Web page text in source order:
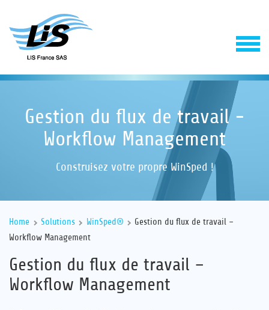
Solutions
Entreprise
Gestion du flux de travail -
Workflow Management
Construisez votre propre WinSped !
Home Solutions WinSped®
Gestion du flux de travail –
Workflow Management
Gestion du flux de travail –
Workflow Management